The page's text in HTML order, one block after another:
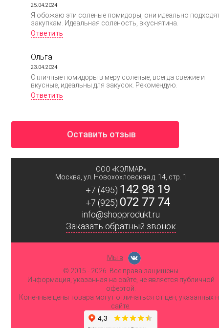
25.04.2024
Я обожаю эти соленые помидоры, они идеально
закупкам. Идеальная соленость, вкуснятина.
Ответить
Ольга
23.04.2024
Отличные помидоры в меру соленые, всегда свежие и
вкусные, идеальны для закусок. Рекомендую.
Ответить
Оставить отзыв
ООО «КОЛМАР»
Москва ул. Новохохловская д. 14, стр. 1
+7 (495) 142 98 19
+7 (925) 072 77 74
info@shopprodukt.ru
Заказать обратный звонок
Мы в
© 2015 - 2026. Все права защищены
Информация, указанная на сайте, не является публичной
офертой.
Конечные цены товара могут отличаться от цен, указанных
сайте.